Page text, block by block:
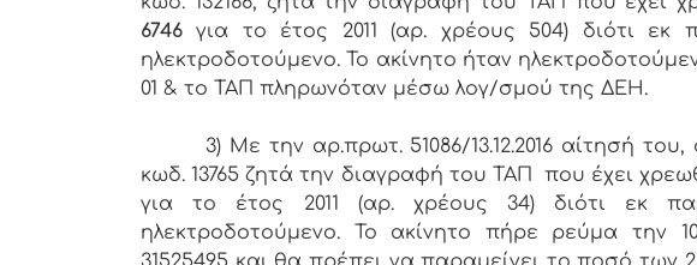
6746 για το έτος 2011 (αρ. χρέους 504) διότι
ηλεκτροδοτούμενο. Το ακίνητο ήταν
01 & το ΤΑΠ πληρωνόταν μέσω λογ/σμού της ΔΕΗ.
3) Με την αρ.πρωτ. 51086/13.12.2016 αίτησή του,
κωδ. 13765 ζητά την διαγραφή του ΤΑΠ που έχει
για το έτος 2011 (αρ. χρέους 34) διότι εκ
ηλεκτροδοτούμενο. Το ακίνητο πήρε ρεύμα την